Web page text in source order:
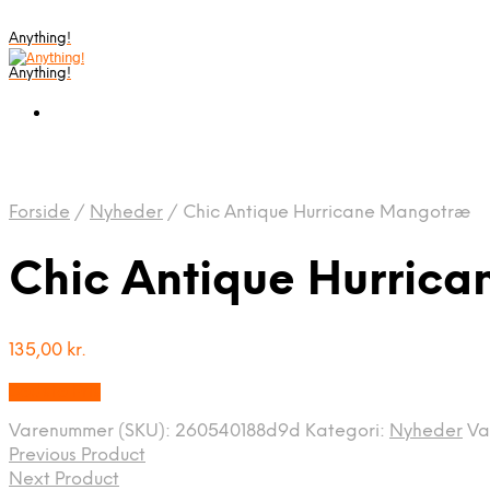
Anything!
Anything!
Forside / Nyheder / Chic Antique Hurricane Mangotræ
Chic Antique
135,00 kr.
Varenummer (SKU): 260540188d9d Kategori: Nyheder
Previous Product
Next Product